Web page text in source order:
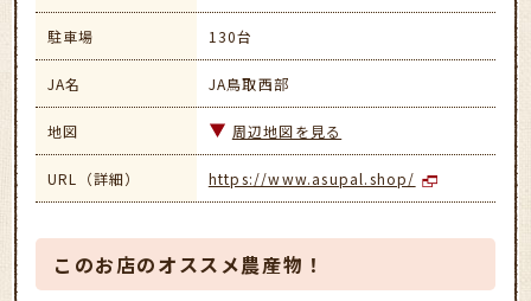
駐車場 130台
JA名 JA鳥取西部
地図 周辺地図を見る
URL（詳細） https://www.asupal.shop/
このお店のオススメ農産物！